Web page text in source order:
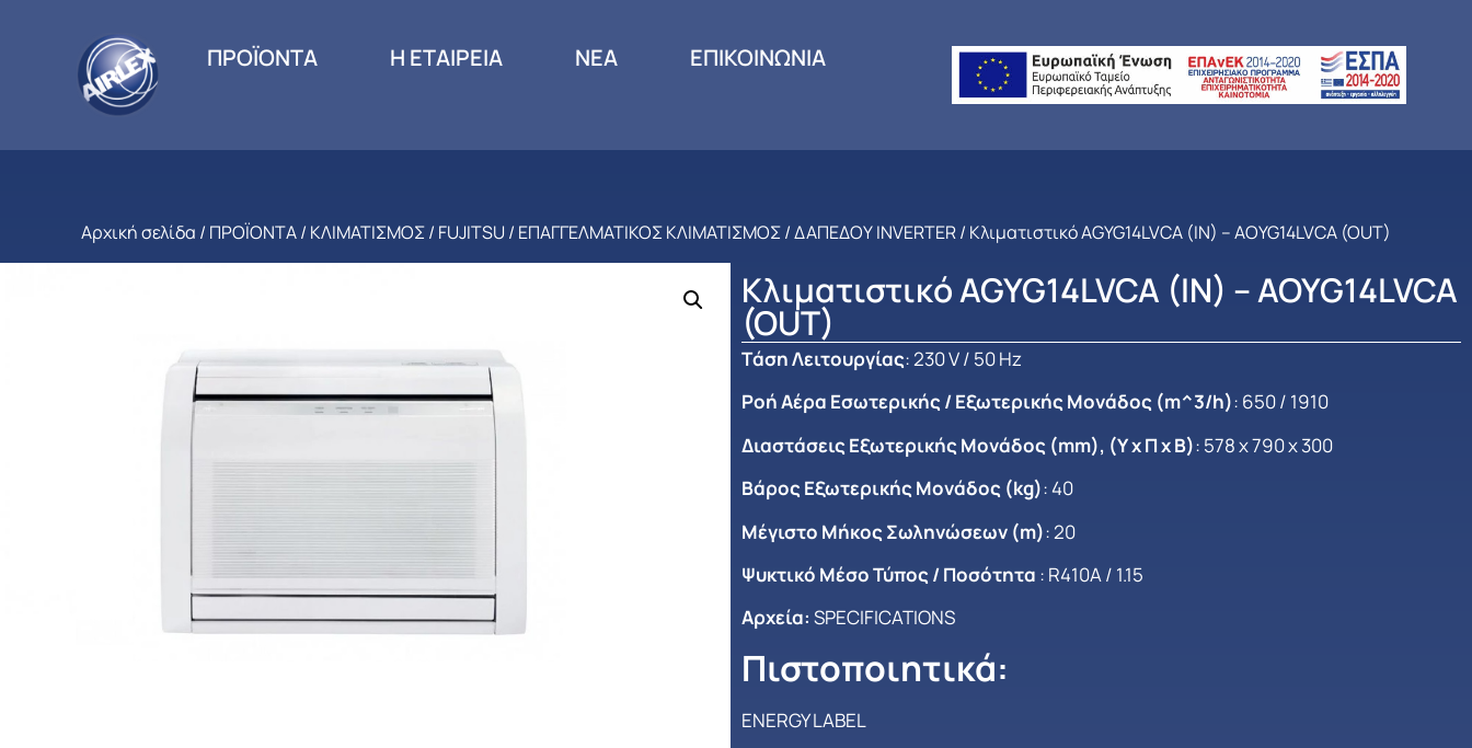
ΠΡΟΪΟΝΤΑ Η ΕΤΑΙΡΕΙΑ ΝΕΑ ΕΠΙΚΟΙΝΩΝΙΑ
Αρχική σελίδα / ΠΡΟΪΟΝΤΑ/ ΚΛΙΜΑΤΙΣΜΟΣ/ FUJITSU/ ΕΠΑΓΓΕΛΜΑΤΙΚΟΣ ΚΛΙΜΑΤΙΣΜΟΣ/ΔΑΠΕΔΟΥ INVERTER/ Κλιματιστικό AGYG14LVCA (IN) – AOYG14LVCA (OUT)
Κλιματιστικό AGYG14LVCA (IN) – AOYG14LVCA
(OUT)
Tάση Λειτουργίας: 230 V / 50 Hz
Ροή Αέρα Εσωτερικής / Εξωτερικής Μονάδος (m^3/h): 650 / 1910
Διαστάσεις Εξωτερικής Μονάδος (mm), (Υ x Π x B): 578 x 790 x 300
Βάρος Εξωτερικής Μονάδος (kg): 40
Μέγιστο Mήκος Σωληνώσεων (m): 20
Ψυκτικό Μέσο Τύπος / Ποσότητα : R410A / 1.15
Αρχεία: SPECIFICATIONS
Πιστοποιητικά:
ENERGY LABEL